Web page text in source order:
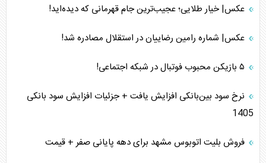
عکس| خیار طلایی؛ عجیب‌ترین جام قهرمانی که دیده‌اید!
عکس| شماره رامین رضاییان در استقلال مصادره شد!
نرخ سود بین‌بانکی افزایش یافت + جزئیات افزایش سود بانکی
1405
فروش بلیت اتوبوس مشهد برای دهه پایانی صفر + قیمت